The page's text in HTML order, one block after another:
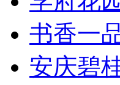
书香一
安庆碧